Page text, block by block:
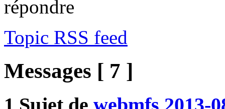
répondre
Topic RSS feed
Messages [ 7 ]